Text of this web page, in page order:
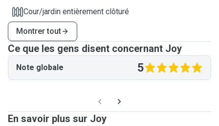
Cour/jardin entièrement clôturé
Montrer tout
Ce que les gens disent concernant Joy
Note globale 5
En savoir plus sur Joy